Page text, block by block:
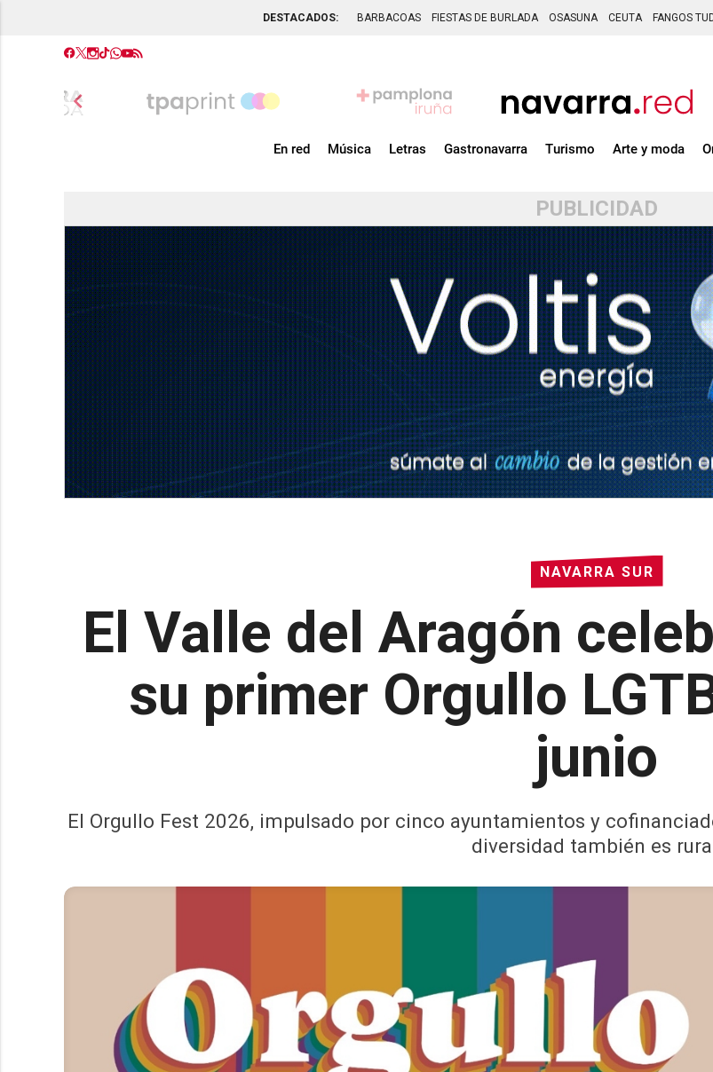
DESTACADOS: BARBACOAS FIESTAS DE BURLADA OSASUNA CEUTA FANGOS
chevron_left
En red Música Letras Gastronavarra Turismo Arte y moda
PUBLICIDAD
NAVARRA SUR
El Valle del Aragón
su primer Orgullo
junio
El Orgullo Fest 2026, impulsado por cinco ayuntamientos y
diversidad también es